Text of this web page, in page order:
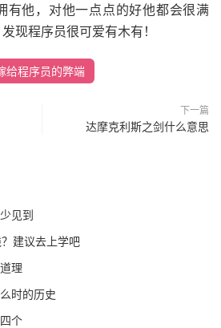
有他，对他一点点的好他都会很满
现程序员很可爱有木有！
给程序员的弊端
下一篇
达摩克利斯之剑什么意思
见到
建议去上学吧
理
时的历史
个